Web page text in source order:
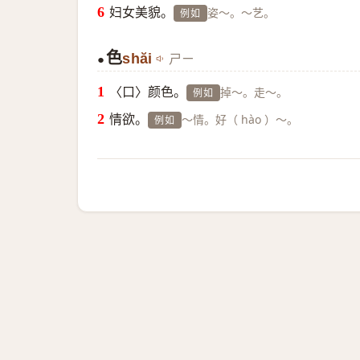
妇女美貌。 例如 姿～。～艺。
● 色shăi ㄕㄧ
〈口〉颜色。 例如 掉～。走～。
情欲。 例如 ～情。好（ hào ）～。